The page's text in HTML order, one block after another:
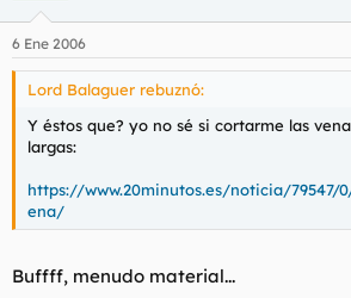
6 Ene 2006
Lord Balaguer rebuznó:
Y éstos que? yo no sé si cortarme las
largas:
https://www.20minutos.es/noticia/79547/
ena/
Buffff, menudo material...